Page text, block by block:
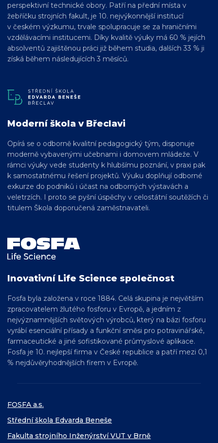
Inovativní Life Science společnost
Fosfa byla založena v roce 1884. Celá skupina je největším
zpracovatelem žlutého fosforu v Evropě, a jedním z
nejvýznamnějších světových výrobců, který na bázi fosforu
vyrábí esenciální přísady a funkční směsi pro potravinářské,
farmaceutické a jiné sofistikované průmyslové aplikace.
Fosfa je 10. nejlepší firma v České republice a patří mezi 0,1
% nejdůvěryhodnějších firem v Evropě.
Moderní škola v Břeclavi
Opírá se o odborně kvalitní pedagogický tým, disponuje
moderně vybavenými učebnami i domovem mládeže. V
rámci výuky vede studenty k hlubšímu poznání, v praxi pak
k samostatnému řešení projektů. Výuku doplňují odborné
exkurze do podniků i účast na odborných výstavách a
veletrzích. I proto se pyšní úspěchy v celostátní soutěžích či
titulem Škola doporučená zaměstnavateli.
perspektivní technické obory. Patří na přední místa v
žebříčku strojních fakult, je 10. nejvýkonnější institucí
v českém výzkumu, trvale spolupracuje se za hraničními
vzdělávacími institucemi. Díky kvalitě výuky má 60 % jejích
absolventů zajištěnou práci již během studia, dalších 33 % ji
získá během následujících 3 měsíců.
FOSFA a.s.
Střední škola Edvarda Beneše
Fakulta strojního Inženýrství VUT v Brně